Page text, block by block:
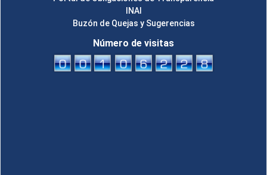
INAI
Buzón de Quejas y Sugerencias
Número de visitas